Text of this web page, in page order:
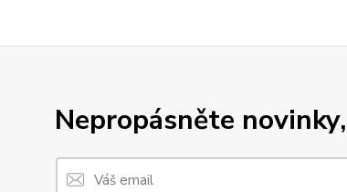
Nepropásněte